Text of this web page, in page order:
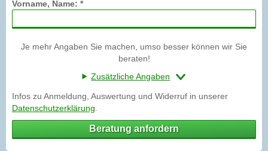
Vorname, Name: *
Je mehr Angaben Sie machen, umso besser können wir Sie
beraten!
Zusätzliche Angaben
Infos zu Anmeldung, Auswertung und Widerruf in unserer
Datenschutzerklärung
Beratung anfordern